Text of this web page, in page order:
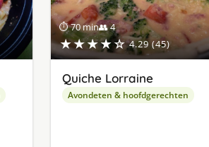
⏱ 70 min👥 4
★★★★☆ 4.29 (45)
Quiche Lorraine
Avondeten & hoofdgerechten